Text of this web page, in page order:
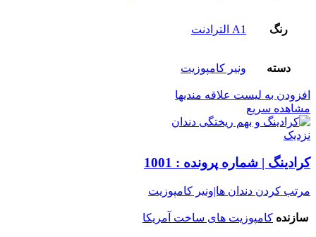
رنگ A1 الترادنت
دسته ونیر کامپوزیت
افزودن به لیست علاقه مندیها
مشاهده سریع
نزدیک
کرادینگ | شماره پرونده : 1001
مرتب کردن دندان ها|ونیر کامپوزیت
سازنده کامپوزیت های ساخت آمریکا